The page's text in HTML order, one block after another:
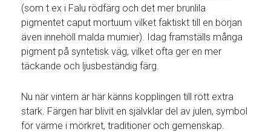
(som t ex i Falu rödfärg och det mer brunlila
pigmentet caput mortuum vilket faktiskt till en början
även innehöll malda mumier). Idag framställs många
pigment på syntetisk väg, vilket ofta ger en mer
täckande och ljusbeständig färg.
Nu när vintern är här känns kopplingen till rött extra
stark. Färgen har blivit en självklar del av julen, symbol
för värme i mörkret, traditioner och gemenskap.